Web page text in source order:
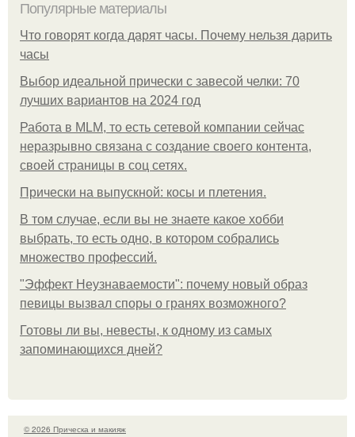
Популярные материалы
Что говорят когда дарят часы. Почему нельзя дарить
часы
Выбор идеальной прически с завесой челки: 70
лучших вариантов на 2024 год
Работа в MLM, то есть сетевой компании сейчас
неразрывно связана с создание своего контента,
своей страницы в соц сетях.
Прически на выпускной: косы и плетения.
В том случае, если вы не знаете какое хобби
выбрать, то есть одно, в котором собрались
множество профессий.
"Эффект Неузнаваемости": почему новый образ
певицы вызвал споры о гранях возможного?
Готовы ли вы, невесты, к одному из самых
запоминающихся дней?
© 2026 Прическа и макияж